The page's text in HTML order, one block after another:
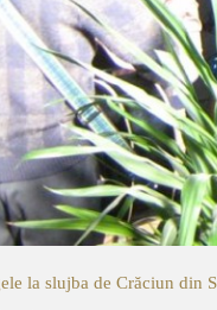
la slujba de Crăciun din